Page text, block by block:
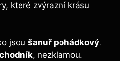
které zvýrazní krásu
jsou šanuř pohádkový,
, nezklamou.